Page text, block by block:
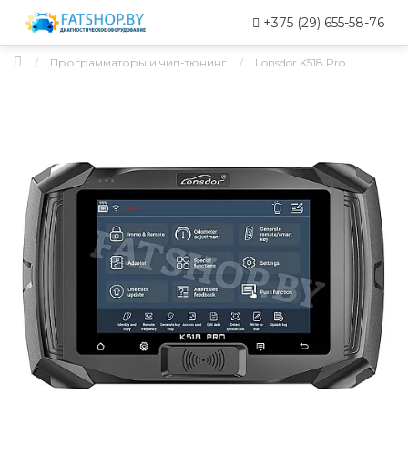
+375 (29) 655-58-76
Программаторы и чип-тюнинг Lonsdor K518 Pro